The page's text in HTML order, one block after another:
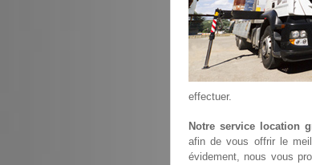
effectuer.
Notre service location
afin de vous offrir le
évidement, nous vous